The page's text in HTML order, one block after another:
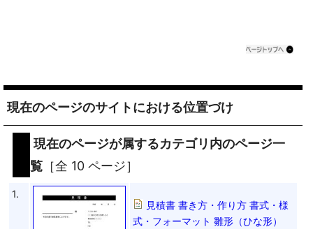
現在のページのサイトにおける位置づけ
現在のページが属するカテゴリ内のページ一
覧 ［全 10 ページ］
1.
見積書 書き方・作り方 書式・様
式・フォーマット 雛形（ひな形）